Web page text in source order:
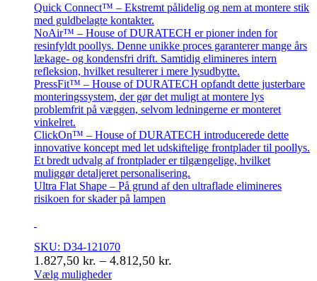
Quick Connect™ – Ekstremt pålidelig og nem at montere stik
med guldbelagte kontakter.
NoAir™ – House of DURATECH er pioner inden for
resinfyldt poollys. Denne unikke proces garanterer mange års
lækage- og kondensfri drift. Samtidig elimineres intern
refleksion, hvilket resulterer i mere lysudbytte.
PressFit™ – House of DURATECH opfandt dette justerbare
monteringssystem, der gør det muligt at montere lys
problemfrit på væggen, selvom ledningerne er monteret
vinkelret.
ClickOn™ – House of DURATECH introducerede dette
innovative koncept med let udskiftelige frontplader til poollys.
Et bredt udvalg af frontplader er tilgængelige, hvilket
muliggør detaljeret personalisering.
Ultra Flat Shape – På grund af den ultraflade elimineres
risikoen for skader på lampen
SKU: D34-121070
1.827,50 kr. – 4.812,50 kr.
Vælg muligheder